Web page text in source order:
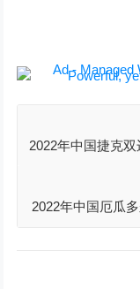
2022年中国捷克
2022年中国厄瓜